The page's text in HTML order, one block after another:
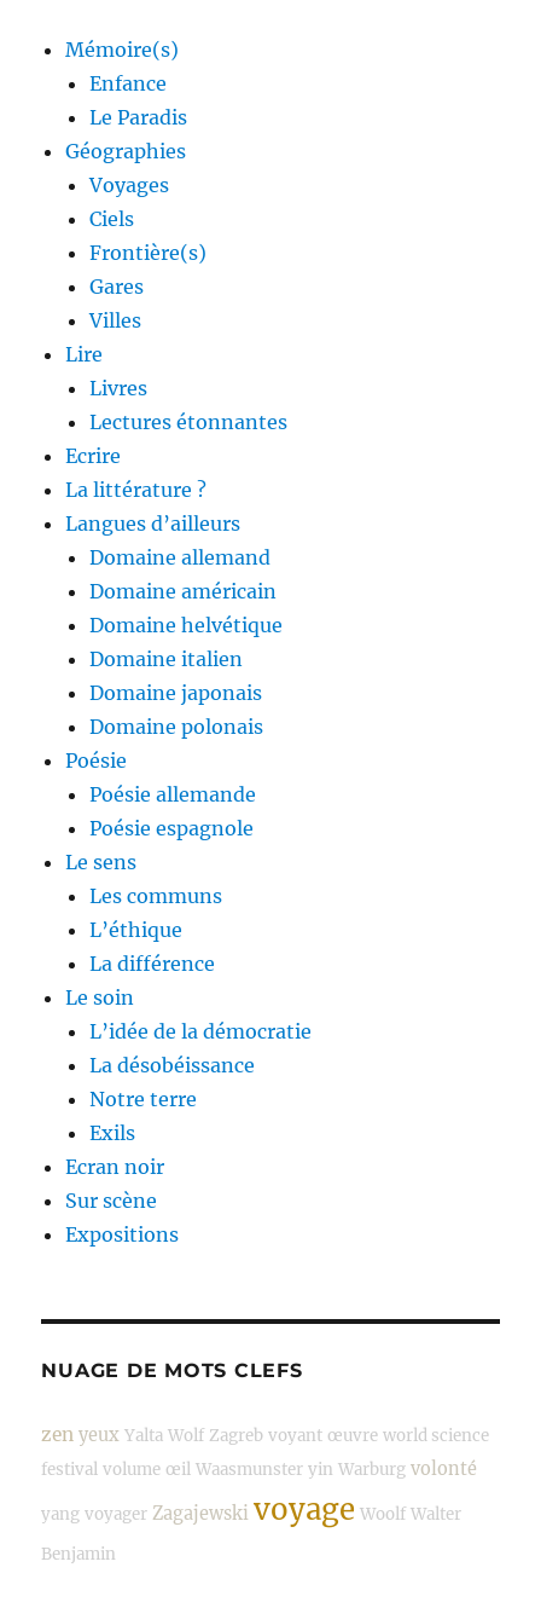
Mémoire(s)
Enfance
Le Paradis
Géographies
Voyages
Ciels
Frontière(s)
Gares
Villes
Lire
Livres
Lectures étonnantes
Ecrire
La littérature ?
Langues d’ailleurs
Domaine allemand
Domaine américain
Domaine helvétique
Domaine italien
Domaine japonais
Domaine polonais
Poésie
Poésie allemande
Poésie espagnole
Le sens
Les communs
L’éthique
La différence
Le soin
L’idée de la démocratie
La désobéissance
Notre terre
Exils
Ecran noir
Sur scène
Expositions
NUAGE DE MOTS CLEFS
zen yeux Yalta Wolf Zagreb voyant œuvre world science
festival volume œil Waasmunster yin Warburg volonté
yang voyager Zagajewski voyage Woolf Walter
Benjamin